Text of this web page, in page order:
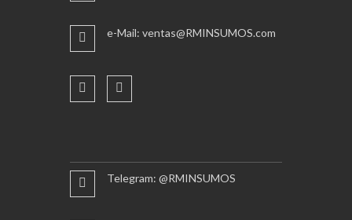
e-Mail: ventas@RMINSUMOS.com
Telegram: @RMINSUMOS